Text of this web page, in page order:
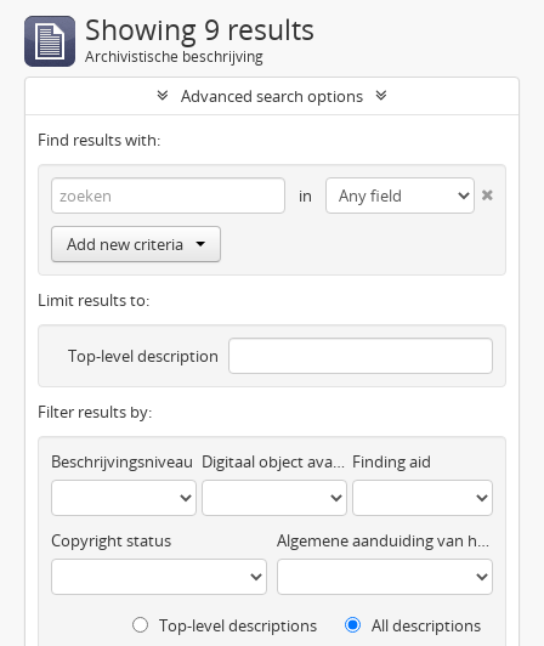
Showing 9 results
Archivistische beschrijving
Advanced search options
Find results with:
in
Add new criteria
Limit results to:
Top-level description
Filter results by:
Beschrijvingsniveau Digitaal object available Finding aid
Copyright status Algemene aanduiding van het materiaal
Top-level descriptions All descriptions